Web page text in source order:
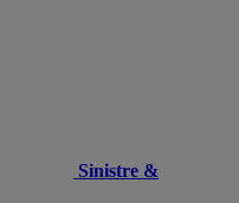
Sinistre &